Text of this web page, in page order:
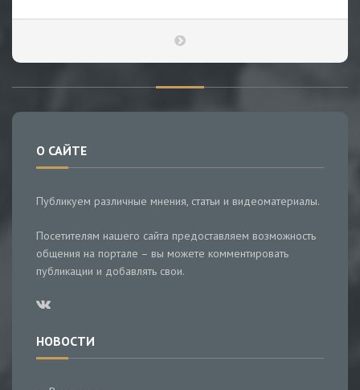
О САЙТЕ
Публикуем различные мнения, статьи и видеоматериалы.
Посетителям нашего сайта предоставляем возможность
общения на портале – вы можете комментировать
публикации и добавлять свои.
НОВОСТИ